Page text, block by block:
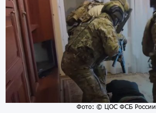
Фото: © ЦОС ФСБ России